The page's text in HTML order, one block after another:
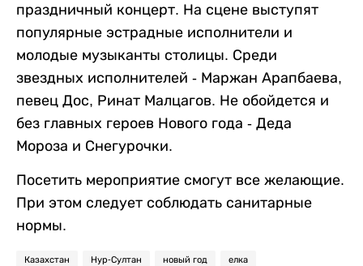
праздничный концерт. На сцене выступят
популярные эстрадные исполнители и
молодые музыканты столицы. Среди
звездных исполнителей - Маржан Арапбаева,
певец Дос, Ринат Малцагов. Не обойдется и
без главных героев Нового года - Деда
Мороза и Снегурочки.
Посетить мероприятие смогут все желающие.
При этом следует соблюдать санитарные
нормы.
Казахстан Нур-Султан новый год елка